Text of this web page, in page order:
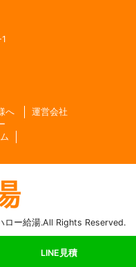
LINE見積
へ
運営会社
ー給湯.All Rights Reserved.